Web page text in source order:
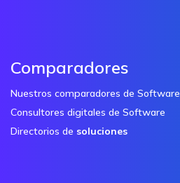
Comparadores
Nuestros comparadores de Software
Consultores digitales de Software
Directorios de soluciones